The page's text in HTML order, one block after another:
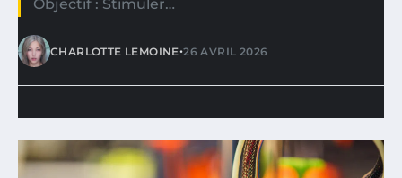
Objectif : Stimuler…
CHARLOTTE LEMOINE•26 AVRIL 2026